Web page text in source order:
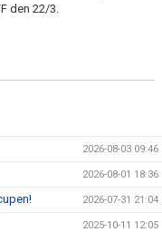
den 22/3.
2026-08-03 09:46
2026-08-01 18:36
2026-07-31 21:04
2025-10-11 12:05